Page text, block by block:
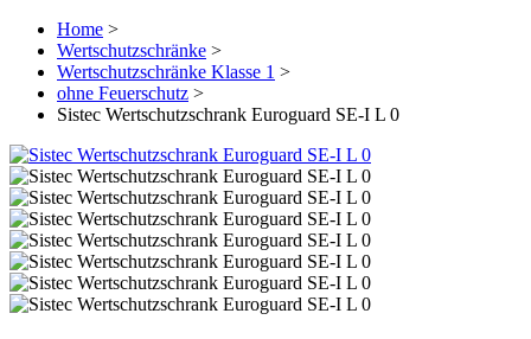
Home >
Wertschutzschränke >
Wertschutzschränke Klasse 1 >
ohne Feuerschutz >
Sistec Wertschutzschrank Euroguard SE-I L 0